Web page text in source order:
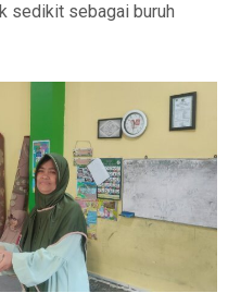
sedikit sebagai buruh